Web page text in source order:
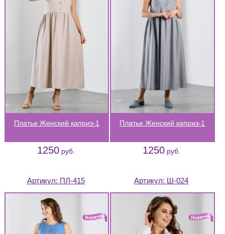
Платье Женский каприз-1
1250руб.
Платье Женский каприз-1
1250руб.
Артикул: ПЛ-415 Артикул: Ш-024